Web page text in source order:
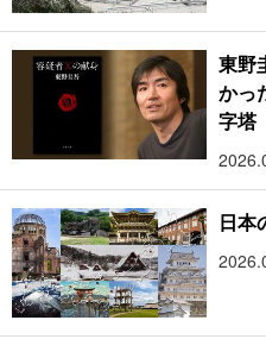
東野
かっ
字塔
日本